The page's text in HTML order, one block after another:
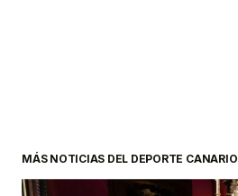
MÁS NOTICIAS DEL DEPORTE CANARIO